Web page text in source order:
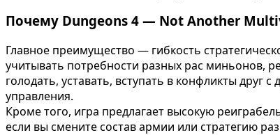
Почему Dungeons 4 — Not Another
Главное преимущество — гибкость
учитывать потребности разных рас миньонов,
голодать, уставать, вступать в конфликты друг
управления.
Кроме того, игра предлагает высокую
если вы смените состав армии или стратегию